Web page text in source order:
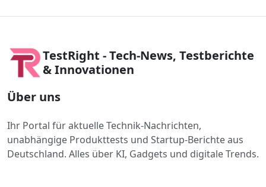
TestRight - Tech-News, Testberichte
& Innovationen
Über uns
Ihr Portal für aktuelle Technik-Nachrichten,
unabhängige Produkttests und Startup-Berichte aus
Deutschland. Alles über KI, Gadgets und digitale Trends.